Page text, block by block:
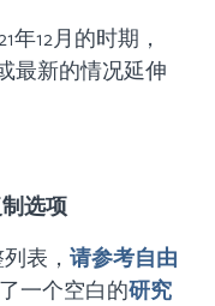
年12月的时期，
最新的情况延伸
选项
表， 请参考自由
一个空白的研究